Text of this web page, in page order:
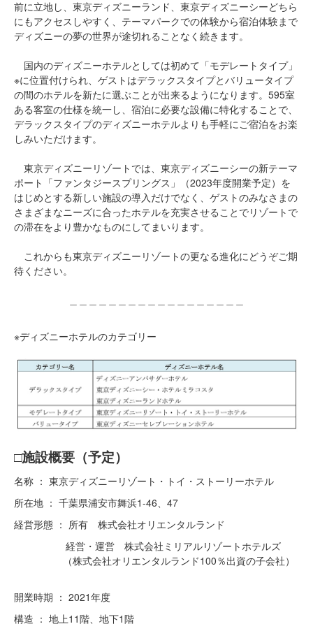
前に立地し、東京ディズニーランド、東京ディズニーシーどちら
にもアクセスしやすく、テーマパークでの体験から宿泊体験まで
ディズニーの夢の世界が途切れることなく続きます。
国内のディズニーホテルとしては初めて「モデレートタイプ」
※に位置付けられ、ゲストはデラックスタイプとバリュータイプ
の間のホテルを新たに選ぶことが出来るようになります。595室
ある客室の仕様を統一し、宿泊に必要な設備に特化することで、
デラックスタイプのディズニーホテルよりも手軽にご宿泊をお楽
しみいただけます。
東京ディズニーリゾートでは、東京ディズニーシーの新テーマ
ポート「ファンタジースプリングス」（2023年度開業予定）を
はじめとする新しい施設の導入だけでなく、ゲストのみなさまの
さまざまなニーズに合ったホテルを充実させることでリゾートで
の滞在をより豊かなものにしてまいります。
これからも東京ディズニーリゾートの更なる進化にどうぞご期
待ください。
※ディズニーホテルのカテゴリー
□施設概要（予定）
名称 ： 東京ディズニーリゾート・トイ・ストーリーホテル
所在地 ： 千葉県浦安市舞浜1-46、47
経営形態 ： 所有 株式会社オリエンタルランド
経営・運営 株式会社ミリアルリゾートホテルズ
（株式会社オリエンタルランド100％出資の子会社）
開業時期 ： 2021年度
構造 ： 地上11階、地下1階